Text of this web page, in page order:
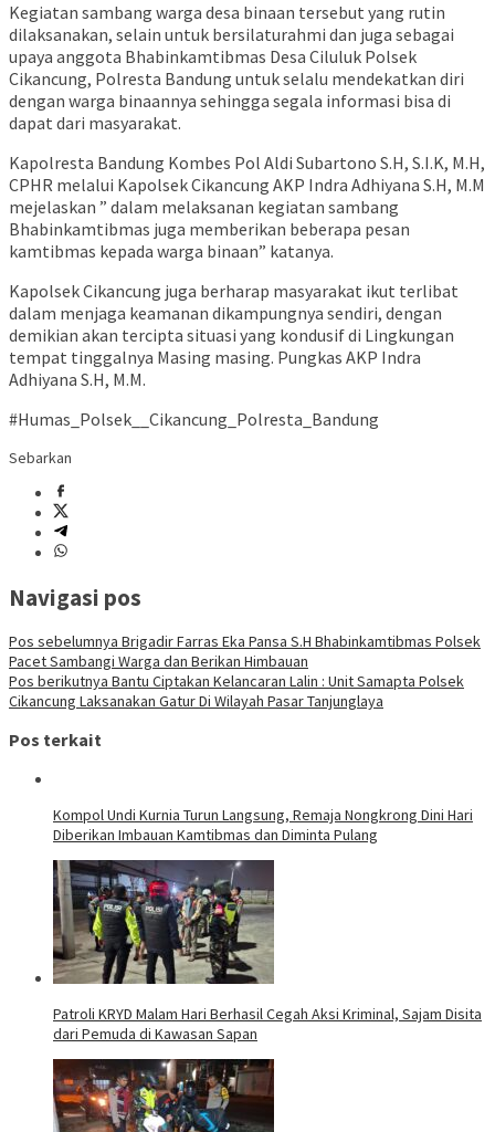
Kegiatan sambang warga desa binaan tersebut yang rutin
dilaksanakan, selain untuk bersilaturahmi dan juga sebagai
upaya anggota Bhabinkamtibmas Desa Ciluluk Polsek
Cikancung, Polresta Bandung untuk selalu mendekatkan diri
dengan warga binaannya sehingga segala informasi bisa di
dapat dari masyarakat.
Kapolresta Bandung Kombes Pol Aldi Subartono S.H, S.I.K, M.H,
CPHR melalui Kapolsek Cikancung AKP Indra Adhiyana S.H, M.M
mejelaskan ” dalam melaksanan kegiatan sambang
Bhabinkamtibmas juga memberikan beberapa pesan
kamtibmas kepada warga binaan” katanya.
Kapolsek Cikancung juga berharap masyarakat ikut terlibat
dalam menjaga keamanan dikampungnya sendiri, dengan
demikian akan tercipta situasi yang kondusif di Lingkungan
tempat tinggalnya Masing masing. Pungkas AKP Indra
Adhiyana S.H, M.M.
#Humas_Polsek__Cikancung_Polresta_Bandung
Sebarkan
Navigasi pos
Pos sebelumnya Brigadir Farras Eka Pansa S.H Bhabinkamtibmas Polsek
Pacet Sambangi Warga dan Berikan Himbauan
Pos berikutnya Bantu Ciptakan Kelancaran Lalin : Unit Samapta Polsek
Cikancung Laksanakan Gatur Di Wilayah Pasar Tanjunglaya
Pos terkait
Kompol Undi Kurnia Turun Langsung, Remaja Nongkrong Dini Hari
Diberikan Imbauan Kamtibmas dan Diminta Pulang
Patroli KRYD Malam Hari Berhasil Cegah Aksi Kriminal, Sajam Disita
dari Pemuda di Kawasan Sapan